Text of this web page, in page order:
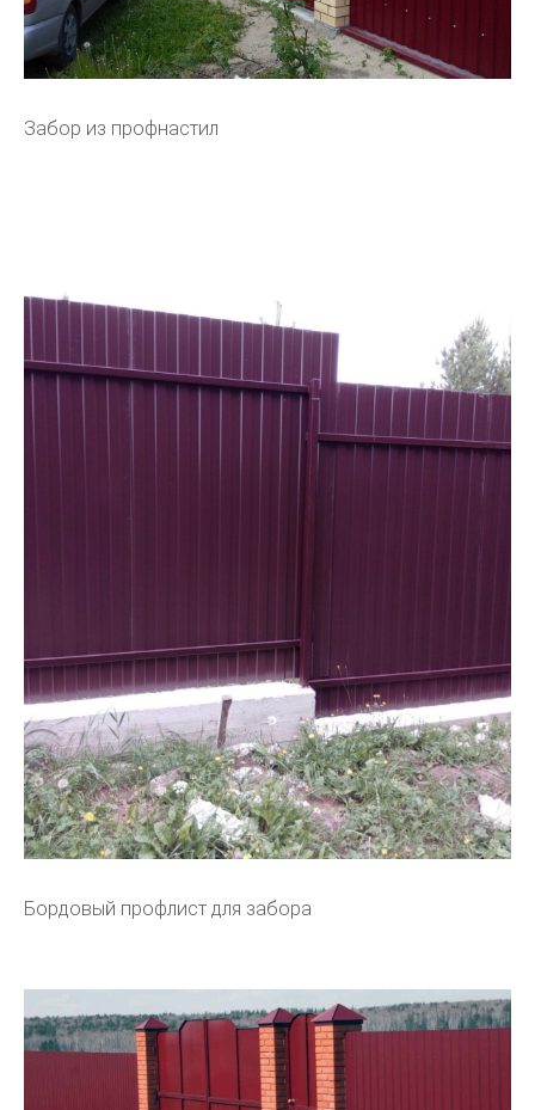
Забор из профнастил
Бордовый профлист для забора